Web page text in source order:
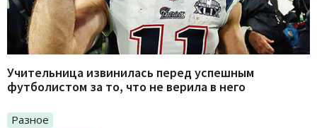
Учительница извинилась перед успешным
футболистом за то, что не верила в него
Разное